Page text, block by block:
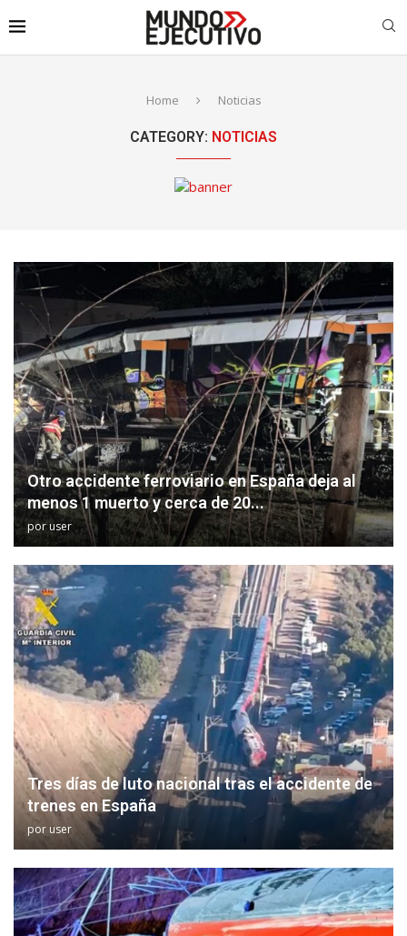
Home Noticias
CATEGORY: NOTICIAS
Otro accidente ferroviario en España deja al
menos 1 muerto y cerca de 20...
poruser
Tres días de luto nacional tras el accidente de
trenes en España
por user